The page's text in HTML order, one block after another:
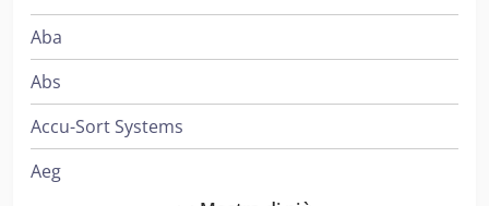
Aba
Abs
Accu-Sort Systems
Aeg